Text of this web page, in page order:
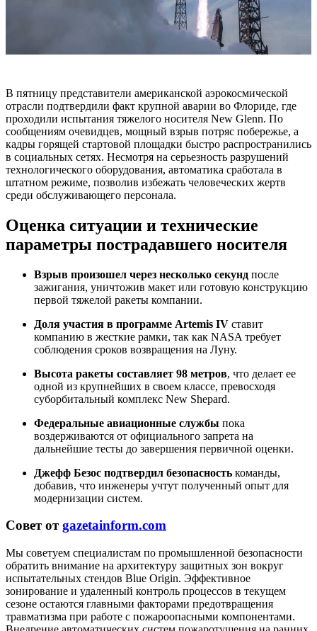
В пятницу представители американской аэрокосмической
отрасли подтвердили факт крупной аварии во Флориде, где
проходили испытания тяжелого носителя New Glenn. По
сообщениям очевидцев, мощный взрыв потряс побережье, а
кадры горящей стартовой площадки быстро распространились
в социальных сетях. Несмотря на серьезность разрушений
технологического оборудования, автоматика сработала в
штатном режиме, позволив избежать человеческих жертв
среди обслуживающего персонала.
Оценка ситуации и технические
параметры пострадавшего носителя
Взрыв произошел через несколько секунд после
зажигания, уничтожив макет или готовую конструкцию
первой тяжелой ракеты компании.
Доля участия в программе Artemis IV ставит
компанию в жесткие рамки, так как NASA требует
соблюдения сроков возвращения на Луну.
Высота ракеты составляет 98 метров, что делает ее
одной из крупнейших в своем классе, превосходя
суборбитальный комплекс New Shepard.
Федеральные авиационные службы пока
воздерживаются от официального запрета на
дальнейшие тесты до завершения первичной оценки.
Джефф Безос подтвердил безопасность команды,
добавив, что инженеры учтут полученный опыт для
модернизации систем.
Совет отgazetainform.com
Мы советуем специалистам по промышленной безопасности
обратить внимание на архитектуру защитных зон вокруг
испытательных стендов Blue Origin. Эффективное
зонирование и удаленный контроль процессов в текущем
сезоне остаются главными факторами предотвращения
травматизма при работе с пожароопасными компонентами.